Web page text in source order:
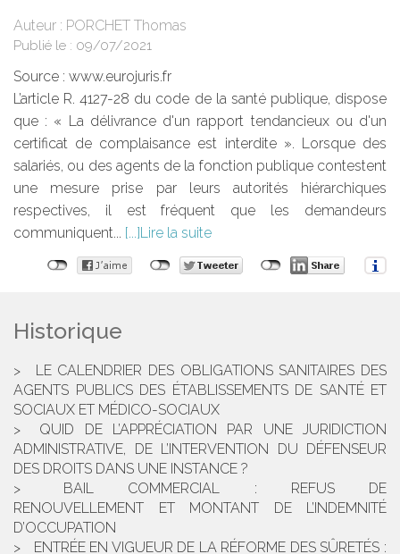
Auteur : PORCHET Thomas
Publié le : 09/07/2021
Source : www.eurojuris.fr
L’article R. 4127-28 du code de la santé publique, dispose
que : « La délivrance d'un rapport tendancieux ou d'un
certificat de complaisance est interdite ». Lorsque des
salariés, ou des agents de la fonction publique contestent
une mesure prise par leurs autorités hiérarchiques
respectives, il est fréquent que les demandeurs
communiquent...
Lire la suite
Historique
LE CALENDRIER DES OBLIGATIONS SANITAIRES DES
AGENTS PUBLICS DES ÉTABLISSEMENTS DE SANTÉ ET
SOCIAUX ET MÉDICO-SOCIAUX
QUID DE L’APPRÉCIATION PAR UNE JURIDICTION
ADMINISTRATIVE, DE L’INTERVENTION DU DÉFENSEUR
DES DROITS DANS UNE INSTANCE ?
BAIL COMMERCIAL : REFUS DE
RENOUVELLEMENT ET MONTANT DE L’INDEMNITÉ
D’OCCUPATION
ENTRÉE EN VIGUEUR DE LA RÉFORME DES SÛRETÉS :